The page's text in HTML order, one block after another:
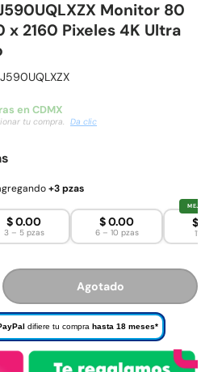
Monitor 80
x 2160 Pixeles 4K Ultra
Da clic
todo México
+3 pzas
$ 0.00
3 – 5 pzas
$ 0.00
6 – 10 pzas
MEJOR
$
11+
la cantidadAgotado
difiere tu compra hasta 18 meses*